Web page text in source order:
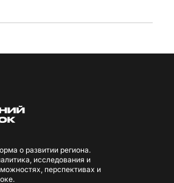
о развитии региона.
исследования и
перспективах и